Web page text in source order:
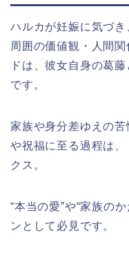
ハルカが妊娠に気づ
周囲の価値観・人間
ドは、彼女自身の葛
です。
家族や身分差ゆえの
や祝福に至る過程は
クス。
“本当の愛”や“家族の
ンとして必見です。